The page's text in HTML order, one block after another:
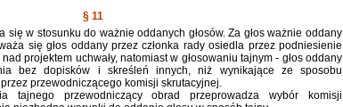
§ 11
się w stosunku do ważnie oddanych głosów. Za głos ważnie oddany
się głos oddany przez członka rady osiedla przez podniesienie
projektem uchwały, natomiast w głosowaniu tajnym - głos oddany
bez dopisków i skreśleń innych, niż wynikające ze sposobu
przewodniczącego komisji skrutacyjnej.
tajnego przewodniczący obrad przeprowadza wybór komisji